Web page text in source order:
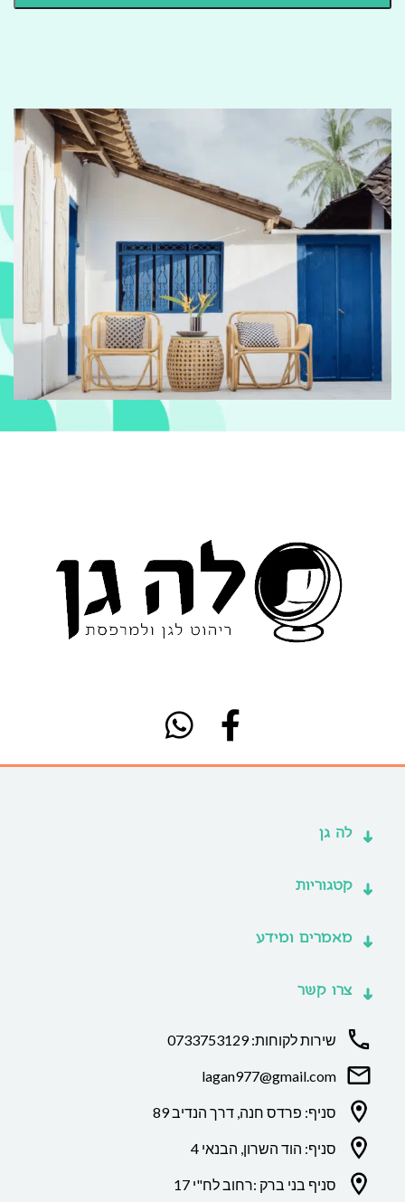
לה גן
קטגוריות
מאמרים ומידע
צרו קשר
שירות לקוחות: 0733753129
lagan977@gmail.com
סניף: פרדס חנה, דרך הנדיב 89
סניף: הוד השרון, הבנאי 4
סניף בני ברק :רחוב לח"י 17